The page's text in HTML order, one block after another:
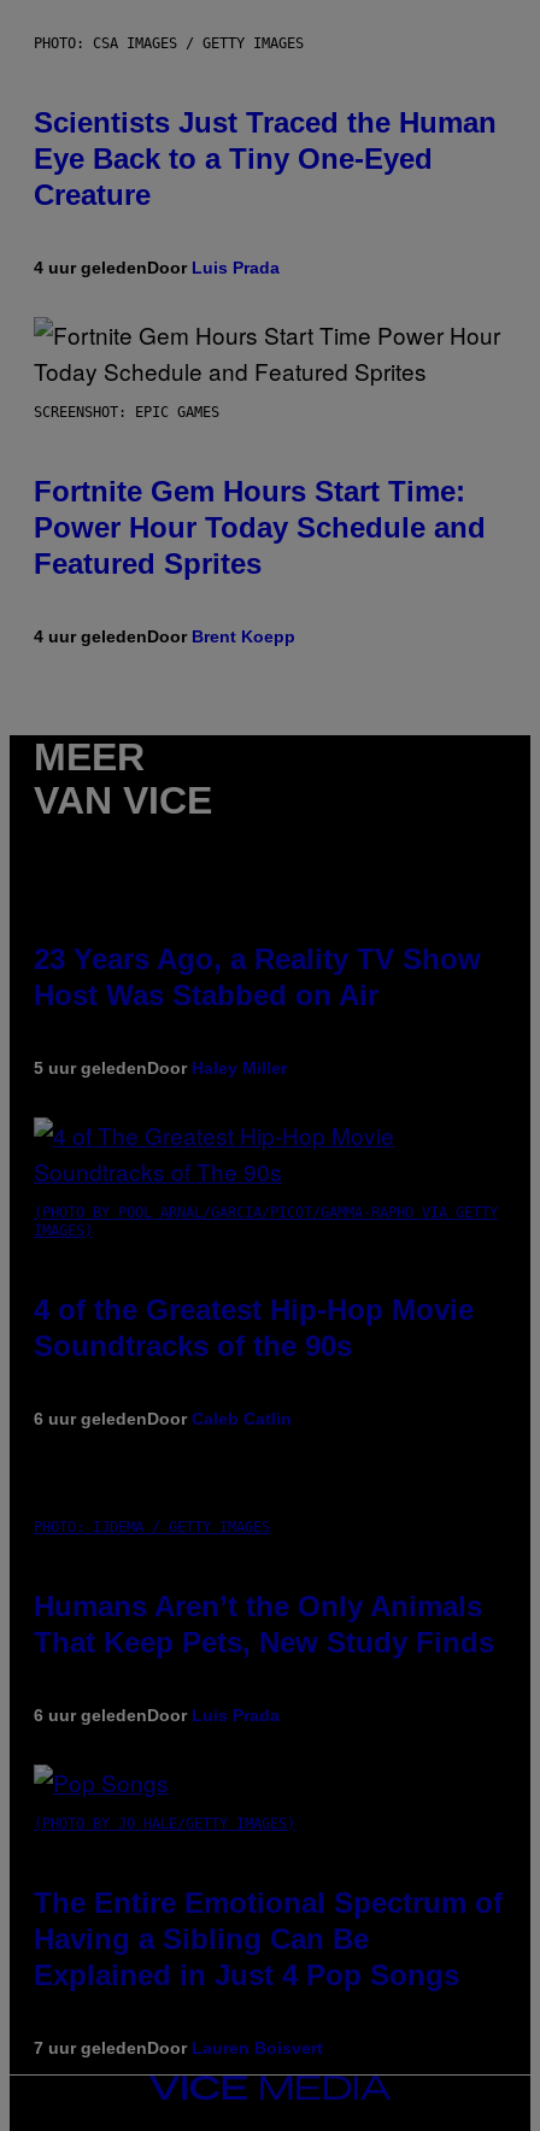
PHOTO: CSA IMAGES / GETTY IMAGES
Scientists Just Traced the Human
Eye Back to a Tiny One-Eyed
Creature
4 uur geledenDoor Luis Prada
SCREENSHOT: EPIC GAMES
Fortnite Gem Hours Start Time:
Power Hour Today Schedule and
Featured Sprites
4 uur geledenDoor Brent Koepp
MEER
VAN VICE
23 Years Ago, a Reality TV Show
Host Was Stabbed on Air
5 uur geledenDoor Haley Miller
(PHOTO BY POOL ARNAL/GARCIA/PICOT/GAMMA-RAPHO VIA GETTY
IMAGES)
4 of the Greatest Hip-Hop Movie
Soundtracks of the 90s
6 uur geledenDoorCaleb Catlin
PHOTO: IJDEMA / GETTY IMAGES
Humans Aren’t the Only Animals
That Keep Pets, New Study Finds
6 uur geledenDoor Luis Prada
(PHOTO BY JO HALE/GETTY IMAGES)
The Entire Emotional Spectrum of
Having a Sibling Can Be
Explained in Just 4 Pop Songs
7 uur geledenDoor Lauren Boisvert
VICE